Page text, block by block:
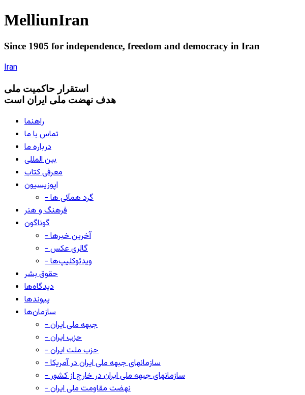
MelliunIran
Since 1905 for independence, freedom and democracy in Iran
Iran
استقرار حاکميت ملی
هدف نهضت ملی ایران است
راهنما
تماس با ما
درباره ما
بین المللی
معرفی کتاب
اپوزیسیون
- گرد همآئی ها
فرهنگ و هنر
گوناگون
- آخرین خبرها
- گالری عکس
- ویدئوکلیپ‌ها
حقوق بشر
دیدگاه‌ها
پیوندها
سازمان‌ها
- جبهه ملی ایران
- حزب ایران
- حزب ملت ایران
- سازمانهای جبهه ملی ایران در آمریکا
- سازمانهای جبهه ملی ایران در خارج از کشور
- نهضت مقاومت ملی ایران